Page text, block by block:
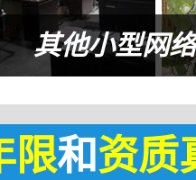
其他小型网
限和资质